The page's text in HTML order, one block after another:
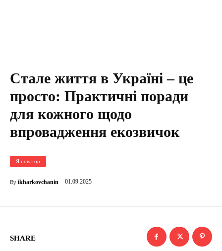
Стале життя в Україні – це
просто: Практичні поради
для кожного щодо
впровадження екозвичок
Я новатор
By ikharkovchanin 01.09.2025
SHARE